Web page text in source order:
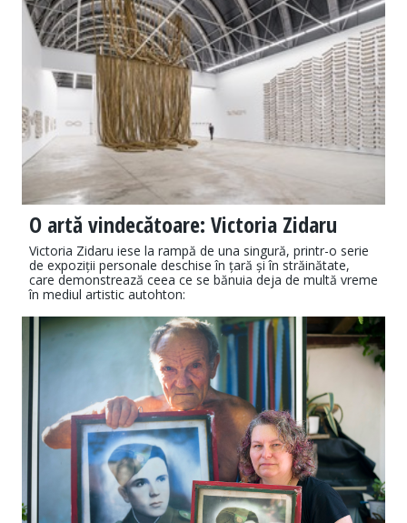
O artă vindecătoare: Victoria Zidaru
Victoria Zidaru iese la rampă de una singură, printr-o serie
de expoziții personale deschise în țară și în străinătate,
care demonstrează ceea ce se bănuia deja de multă vreme
în mediul artistic autohton: